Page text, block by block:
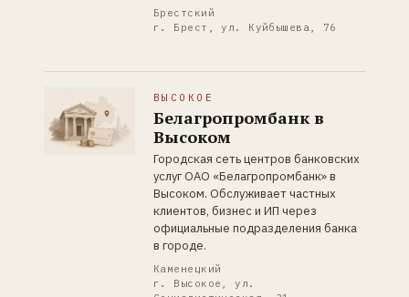
Брестский
г. Брест, ул. Куйбышева, 76
ВЫСОКОЕ
Белагропромбанк в
Высоком
Городская сеть центров банковских
услуг ОАО «Белагропромбанк» в
Высоком. Обслуживает частных
клиентов, бизнес и ИП через
официальные подразделения банка
в городе.
Каменецкий
г. Высокое, ул.